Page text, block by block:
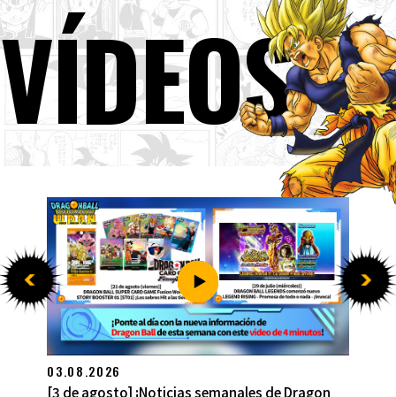
VÍDEOS
27.07.2026
[27 de julio] ¡Noticias semanales de Dragon Ball